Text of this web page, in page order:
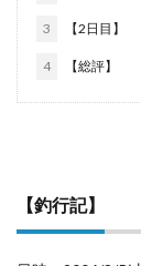
3 【2日目】
4 【総評】
【釣行記】